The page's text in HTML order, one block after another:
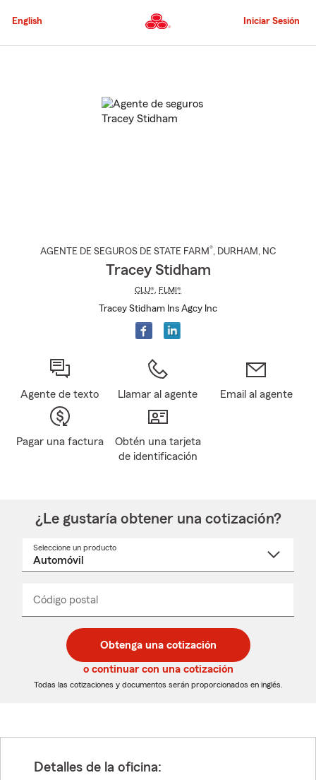
al
principal
English Iniciar Sesión
AGENTE DE SEGUROS DE STATE FARM®, DURHAM , NC
Tracey Stidham
CLU® FLMI®
Tracey Stidham Ins Agcy Inc
Agente de texto Llamar al agente Email al agente
Pagar una factura
Obtén una tarjeta
de identificación
¿Le gustaría obtener una cotización?
Seleccione un producto
desplegable
Código postal
de
5
dígitos
de
5
dígitos
_____
Obtenga una cotización
o continuar con una cotización
Todas las cotizaciones y documentos serán proporcionados en inglés.
Detalles de la oficina: